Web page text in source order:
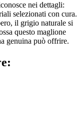
nei dettagli:
selezionati con cura.
il grigio naturale si
questo maglione
genuina può offrire.